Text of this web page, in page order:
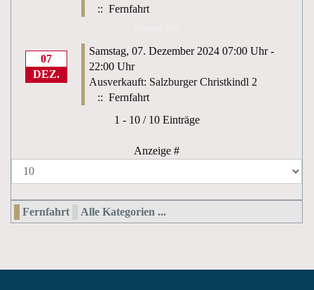
:: Fernfahrt
07
DEZ.
Samstag, 07. Dezember 2024 07:00 Uhr -
22:00 Uhr
Ausverkauft: Salzburger Christkindl 2
:: Fernfahrt
Limite der Paginierungsliste
1 - 10 / 10 Einträge
Anzeige #
Fernfahrt Alle Kategorien ...